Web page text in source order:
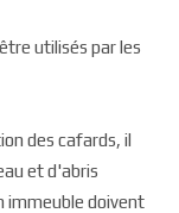
utilisés par les
des cafards, il
et d'abris
immeuble doivent